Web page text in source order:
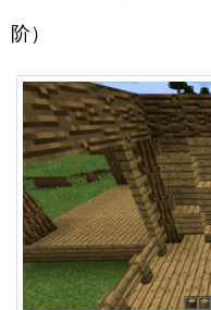
阶）